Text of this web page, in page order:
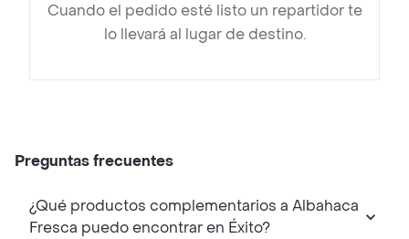
Cuando el pedido esté listo un repartidor te
lo llevará al lugar de destino.
Preguntas frecuentes
¿Qué productos complementarios a Albahaca
Fresca puedo encontrar en Éxito?